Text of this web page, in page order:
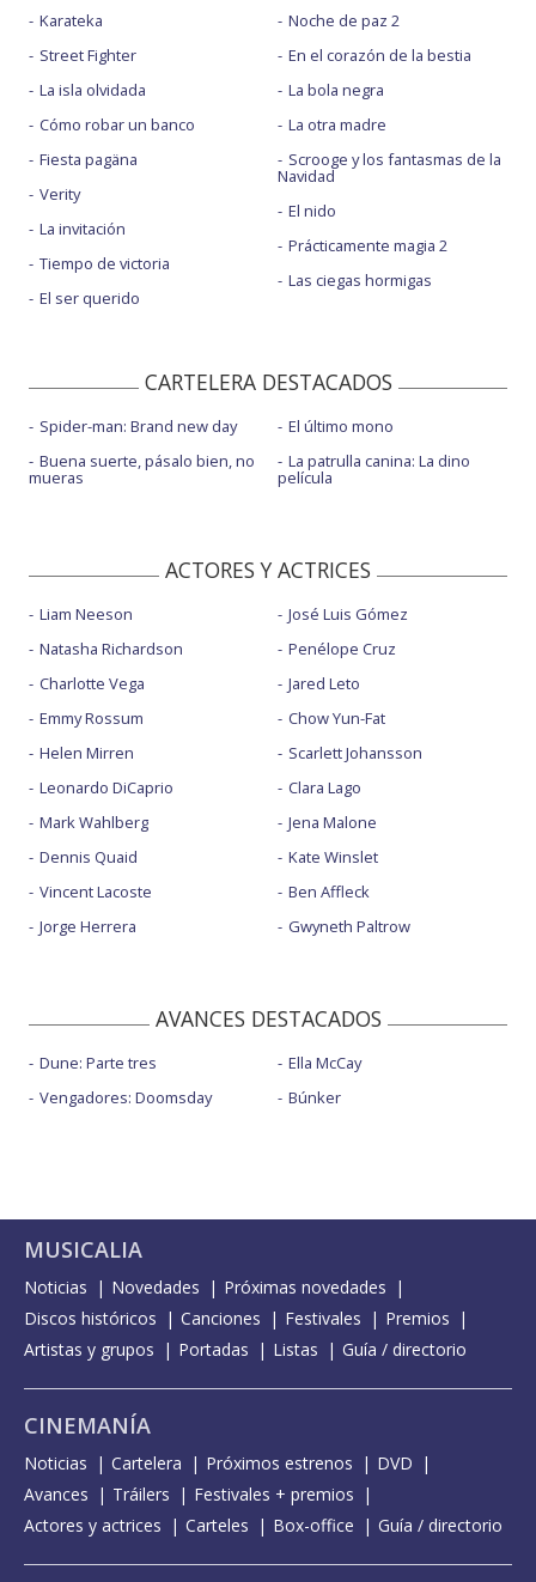
Karateka
Street Fighter
La isla olvidada
Cómo robar un banco
Fiesta pagäna
Verity
La invitación
Tiempo de victoria
El ser querido
Noche de paz 2
En el corazón de la bestia
La bola negra
La otra madre
Scrooge y los fantasmas de la
Navidad
El nido
Prácticamente magia 2
Las ciegas hormigas
CARTELERA DESTACADOS
Spider-man: Brand new day
Buena suerte, pásalo bien, no
mueras
El último mono
La patrulla canina: La dino
película
ACTORES Y ACTRICES
Liam Neeson
Natasha Richardson
Charlotte Vega
Emmy Rossum
Helen Mirren
Leonardo DiCaprio
Mark Wahlberg
Dennis Quaid
Vincent Lacoste
Jorge Herrera
José Luis Gómez
Penélope Cruz
Jared Leto
Chow Yun-Fat
Scarlett Johansson
Clara Lago
Jena Malone
Kate Winslet
Ben Affleck
Gwyneth Paltrow
AVANCES DESTACADOS
Dune: Parte tres
Vengadores: Doomsday
Ella McCay
Búnker
MUSICALIA
Noticias Novedades
Próximas novedades
Discos históricos
Canciones Festivales
Premios
Artistas y grupos
Portadas Listas Guía / directorio
CINEMANÍA
Noticias Cartelera Próximos estrenos
DVD
Avances
Tráilers
Festivales + premios
Actores y actrices
Carteles Box-office Guía / directorio